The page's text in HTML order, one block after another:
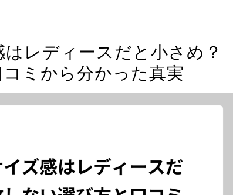
レディースだと小さめ？
ミから分かった真実